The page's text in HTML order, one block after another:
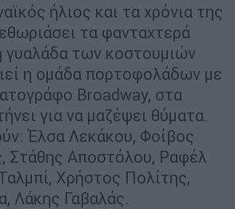
ήλιος και τα χρόνια της
τα φανταχτερά
γυαλάδα των κοστουμιών
η ομάδα πορτοφολάδων με
Broadway, στα
για να μαζέψει θύματα.
Έλσα Λεκάκου, Φοίβος
Στάθης Αποστόλου, Ραφέλ
Χρήστος Πολίτης,
Λάκης Γαβαλάς.